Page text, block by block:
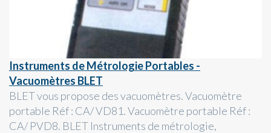
Instruments de Métrologie Portables -
Vacuomètres BLET
BLET vous propose des vacuomètres. Vacuomètre
portable Réf : CA/ VD81. Vacuomètre portable Réf :
CA/ PVD8. BLET Instruments de métrologie,